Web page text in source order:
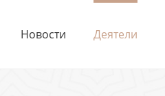
Новости Деятели